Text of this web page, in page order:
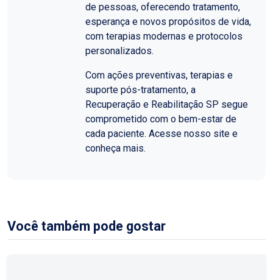
de pessoas, oferecendo tratamento,
esperança e novos propósitos de vida,
com terapias modernas e protocolos
personalizados.
Com ações preventivas, terapias e
suporte pós-tratamento, a
Recuperação e Reabilitação SP segue
comprometido com o bem-estar de
cada paciente. Acesse nosso site e
conheça mais.
Você também pode gostar